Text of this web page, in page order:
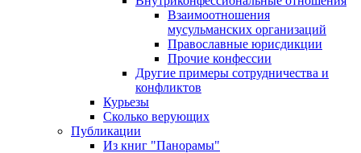
Взаимоотношения
мусульманских организаций
Православные юрисдикции
Прочие конфессии
Другие примеры сотрудничества и
конфликтов
Курьезы
Сколько верующих
Публикации
Из книг "Панорамы"